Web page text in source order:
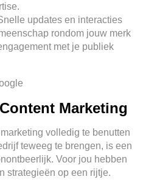
updates en interacties
rondom jouw merk
met je publiek
Marketing
volledig te benutten
teweeg te brengen, is een
Voor jou hebben
strategieën op een rijtje.